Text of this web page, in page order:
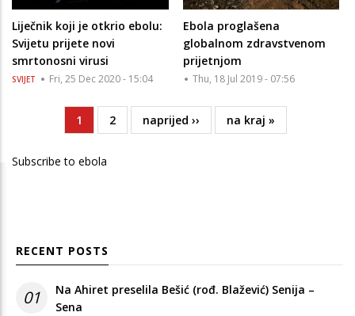
Liječnik koji je otkrio ebolu:
Svijetu prijete novi
smrtonosni virusi
SVIJET Fri, 25 Dec 2020 - 15:04
Ebola proglašena
globalnom zdravstvenom
prijetnjom
Thu, 18 Jul 2019 - 07:56
PaginationCurrent
page
1 Page
2
Next
page
naprijed ››
Last
page
na kraj »
Subscribe to ebola
RECENT POSTS
01
Na Ahiret preselila Bešić (rođ. Blažević) Senija –
Sena